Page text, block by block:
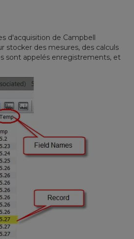
d'acquisition de Campbell
stocker des mesures, des calculs
sont appelés enregistrements, et